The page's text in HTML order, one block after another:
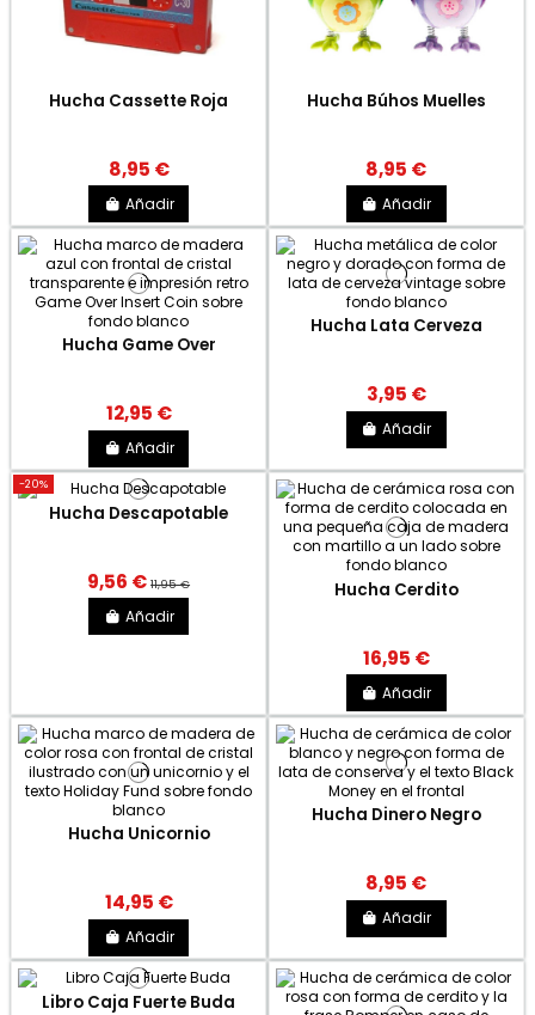
Hucha Cassette Roja
8,95 €
Añadir
Hucha Búhos Muelles
8,95 €
Añadir
Hucha Game Over
12,95 €
Añadir
Hucha Lata Cerveza
3,95 €
Añadir
-20%
Hucha Descapotable
9,56 €11,95 €
Añadir
Hucha Cerdito
16,95 €
Añadir
Hucha Unicornio
14,95 €
Añadir
Hucha Dinero Negro
8,95 €
Añadir
Libro Caja Fuerte Buda